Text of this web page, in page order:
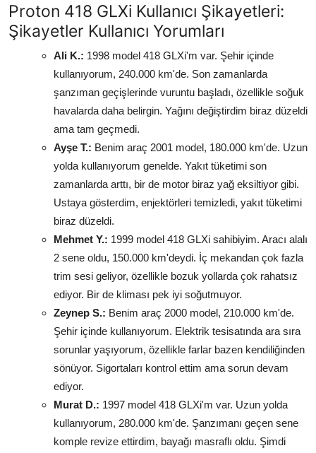
Proton 418 GLXi Kullanıcı Şikayetleri:
Şikayetler Kullanıcı Yorumları
Ali K.: 1998 model 418 GLXi'm var. Şehir içinde
kullanıyorum, 240.000 km'de. Son zamanlarda
şanzıman geçişlerinde vuruntu başladı, özellikle soğuk
havalarda daha belirgin. Yağını değiştirdim biraz düzeldi
ama tam geçmedi.
Ayşe T.: Benim araç 2001 model, 180.000 km'de. Uzun
yolda kullanıyorum genelde. Yakıt tüketimi son
zamanlarda arttı, bir de motor biraz yağ eksiltiyor gibi.
Ustaya gösterdim, enjektörleri temizledi, yakıt tüketimi
biraz düzeldi.
Mehmet Y.: 1999 model 418 GLXi sahibiyim. Aracı alalı
2 sene oldu, 150.000 km'deydi. İç mekandan çok fazla
trim sesi geliyor, özellikle bozuk yollarda çok rahatsız
ediyor. Bir de kliması pek iyi soğutmuyor.
Zeynep S.: Benim araç 2000 model, 210.000 km'de.
Şehir içinde kullanıyorum. Elektrik tesisatında ara sıra
sorunlar yaşıyorum, özellikle farlar bazen kendiliğinden
sönüyor. Sigortaları kontrol ettim ama sorun devam
ediyor.
Murat D.: 1997 model 418 GLXi'm var. Uzun yolda
kullanıyorum, 280.000 km'de. Şanzımanı geçen sene
komple revize ettirdim, bayağı masraflı oldu. Şimdi